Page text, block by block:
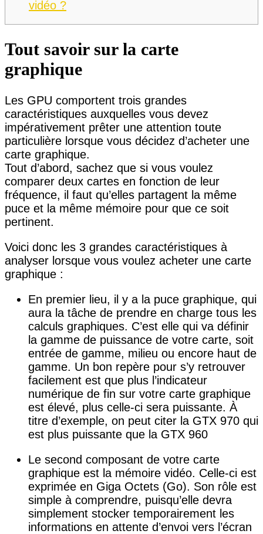
vidéo ?
Tout savoir sur la carte
graphique
Les GPU comportent trois grandes
caractéristiques auxquelles vous devez
impérativement prêter une attention toute
particulière lorsque vous décidez d’acheter une
carte graphique.
Tout d’abord, sachez que si vous voulez
comparer deux cartes en fonction de leur
fréquence, il faut qu’elles partagent la même
puce et la même mémoire pour que ce soit
pertinent.
Voici donc les 3 grandes caractéristiques à
analyser lorsque vous voulez acheter une carte
graphique :
En premier lieu, il y a la puce graphique, qui
aura la tâche de prendre en charge tous les
calculs graphiques. C’est elle qui va définir
la gamme de puissance de votre carte, soit
entrée de gamme, milieu ou encore haut de
gamme. Un bon repère pour s’y retrouver
facilement est que plus l’indicateur
numérique de fin sur votre carte graphique
est élevé, plus celle-ci sera puissante. À
titre d’exemple, on peut citer la GTX 970 qui
est plus puissante que la GTX 960
Le second composant de votre carte
graphique est la mémoire vidéo. Celle-ci est
exprimée en Giga Octets (Go). Son rôle est
simple à comprendre, puisqu’elle devra
simplement stocker temporairement les
informations en attente d’envoi vers l’écran